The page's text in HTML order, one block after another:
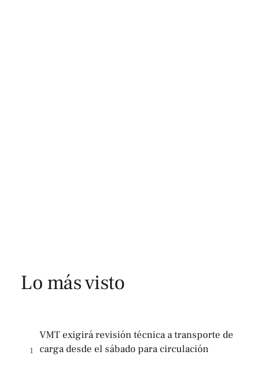
Lo más visto
1
VMT exigirá revisión técnica a transporte de
carga desde el sábado para circulación